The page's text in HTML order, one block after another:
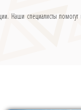
Наши специалисты помогут